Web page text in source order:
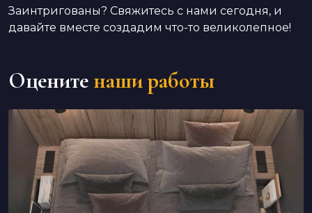
Заинтригованы? Свяжитесь с нами сегодня, и
давайте вместе создадим что-то великолепное!
Оцените наши работы